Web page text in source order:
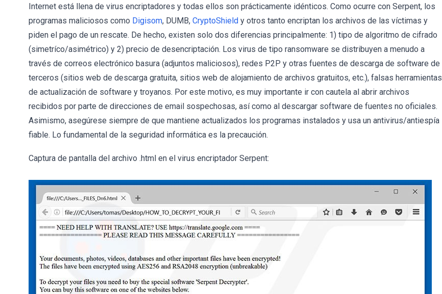
Internet está llena de virus encriptadores y todas ellos son prácticamente idénticos. Como ocurre con Serpent, los
programas maliciosos como Digisom, DUMB, CryptoShield y otros tanto encriptan los archivos de las víctimas y
piden el pago de un rescate. De hecho, existen solo dos diferencias principalmente: 1) tipo de algoritmo de cifrado
(simetríco/asimétrico) y 2) precio de desencriptación. Los virus de tipo ransomware se distribuyen a menudo a
través de correos electrónico basura (adjuntos maliciosos), redes P2P y otras fuentes de descarga de software de
terceros (sitios web de descarga gratuita, sitios web de alojamiento de archivos gratuitos, etc.), falsas herramientas
de actualización de software y troyanos. Por este motivo, es muy importante ir con cautela al abrir archivos
recibidos por parte de direcciones de email sospechosas, así como al descargar software de fuentes no oficiales.
Asimismo, asegúrese siempre de que mantiene actualizados los programas instalados y usa un antivirus/antiespía
fiable. Lo fundamental de la seguridad informática es la precaución.
Captura de pantalla del archivo .html en el virus encriptador Serpent: